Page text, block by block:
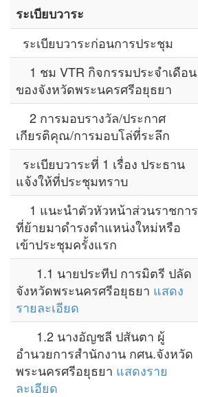
ระเบียบวาระ
ระเบียบวาระก่อนการประชุม
1 ชม VTR กิจกรรมประจำเดือน
ของจังหวัดพระนครศรีอยุธยา
2 การมอบรางวัล/ประกาศ
เกียรติคุณ/การมอบโล่ที่ระลึก
ระเบียบวาระที่ 1 เรื่อง ประธาน
แจ้งให้ที่ประชุมทราบ
1 แนะนำตัวหัวหน้าส่วนราชการ
ที่ย้ายมาดำรงตำแหน่งใหม่หรือ
เข้าประชุมครั้งแรก
1.1 นายประทีป การมิตรี ปลัด
จังหวัดพระนครศรีอยุธยา แสดง
รายละเอียด
1.2 นางอัญชลี ปสันตา ผู้
อำนวยการสำนักงาน กศน.จังหวัด
พระนครศรีอยุธยา แสดงราย
ละเอียด